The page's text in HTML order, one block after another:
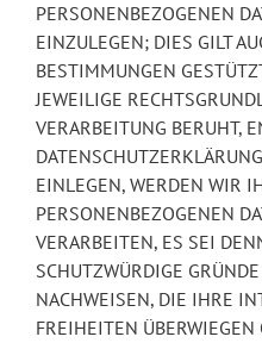
PERSONENBEZOGENEN
EINZULEGEN; DIES GILT
BESTIMMUNGEN
JEWEILIGE
VERARBEITUNG BERUHT,
EINLEGEN, WERDEN WIR
PERSONENBEZOGENEN
VERARBEITEN, ES SEI
SCHUTZWÜRDIGE
NACHWEISEN, DIE IHRE
FREIHEITEN